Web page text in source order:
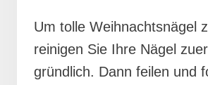
Um tolle Weihnachtsnägel
reinigen Sie Ihre Nägel
gründlich. Dann feilen und